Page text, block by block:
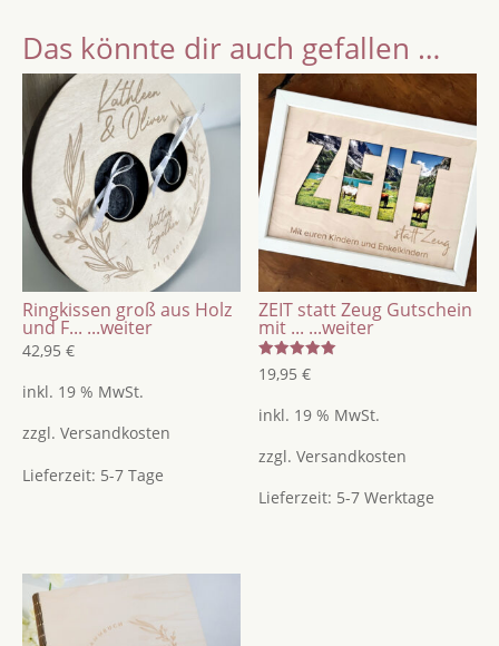
/
Schlüsselanhänger
Familien
/
Einzugsgeschenk
/
Geschenk
Hochzeit
Menge
Das könnte dir auch gefallen …
Ringkissen groß aus Holz
und F... ...weiter
42,95 €
inkl. 19 % MwSt.
zzgl. Versandkosten
Lieferzeit: 5-7 Tage
ZEIT statt Zeug Gutschein
mit ... ...weiter
Bewertet
mit
von 5
19,95€
inkl. 19 % MwSt.
zzgl.Versandkosten
Lieferzeit: 5-7 Werktage